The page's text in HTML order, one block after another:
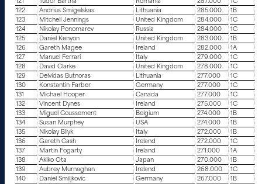
122
Andrius Smigelskas Lithuania 285.000
1B
123
Mitchell Jennings United Kingdom 284.000
1C
124
Nikolay Ponomarev Russia 284.000
1C
125
Daniel Kenyon United Kingdom 283.000
1B
126
Gareth Magee Ireland 282.000
1A
127
Manuel Ferrari Italy 279.000
1C
128
David Clarke United Kingdom 278.000
1C
129
Deividas Butnoras Lithuania 277.000
1C
130
Konstantin Farber Germany 277.000
1C
131
Michael Hooper Canada 277.000
1C
132
Vincent Dynes Ireland 275.000
1C
133
Miguel Coussement Belgium 274.000
1B
134
Susan Murphey USA 274.000
1B
135
Nikolay Bilyk Italy 272.000
1B
136
Gareth Cash Ireland 272.000
1C
137
Martin Fogarty Ireland 271.000
1A
138
Akiko Ota Japan 270.000
1B
139
Aubrey Murnaghan Ireland 268.000
1C
140
Daniel Smiljkovic Germany 267.000
1B